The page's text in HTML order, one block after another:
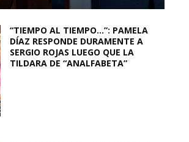
“TIEMPO AL TIEMPO…”: PAMELA
DÍAZ RESPONDE DURAMENTE A
SERGIO ROJAS LUEGO QUE LA
TILDARA DE “ANALFABETA”